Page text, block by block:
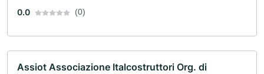
0.0
(0)
Assiot Associazione Italcostruttori Org. di